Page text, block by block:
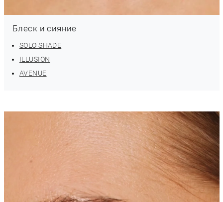
Блеск и сияние
SOLO SHADE
ILLUSION
AVENUE